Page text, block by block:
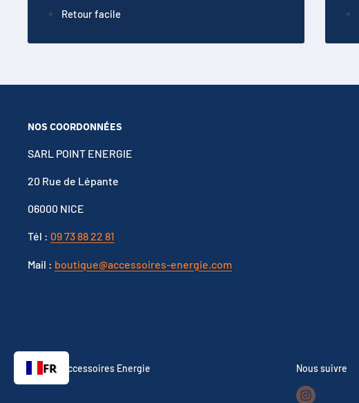
Retour facile
NOS COORDONNÉES
SARL POINT ENERGIE
20 Rue de Lépante
06000 NICE
Tél : 09 73 88 22 81
Mail : boutique@accessoires-energie.com
© 2026 Accessoires Energie Nous suivre
FR